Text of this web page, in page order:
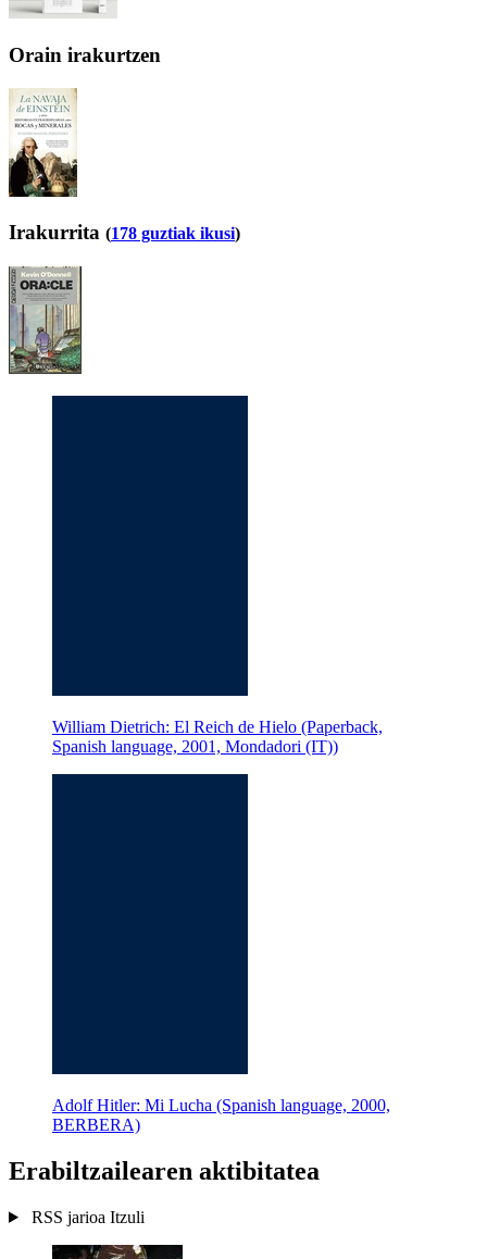
Orain irakurtzen
Irakurrita (178 guztiak ikusi)
William Dietrich: El Reich de Hielo (Paperback,
Spanish language, 2001, Mondadori (IT))
Adolf Hitler: Mi Lucha (Spanish language, 2000,
BERBERA)
Erabiltzailearen aktibitatea
RSS jarioa Itzuli